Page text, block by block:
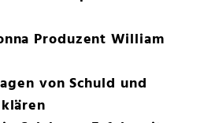
Produzent William
von Schuld und